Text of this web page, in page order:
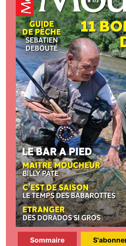
Sommaire